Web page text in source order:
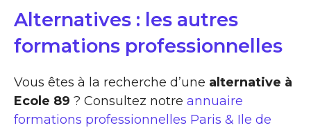
Alternatives : les autres
formations professionnelles
Vous êtes à la recherche d’une alternative à
Ecole 89 ? Consultez notre annuaire
formations professionnelles Paris & Ile de